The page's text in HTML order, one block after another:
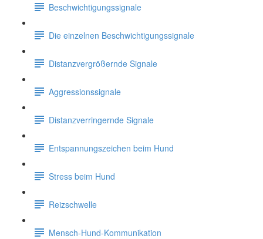
Beschwichtigungssignale
Die einzelnen Beschwichtigungssignale
Distanzvergrößernde Signale
Aggressionssignale
Distanzverringernde Signale
Entspannungszeichen beim Hund
Stress beim Hund
Reizschwelle
Mensch-Hund-Kommunikation